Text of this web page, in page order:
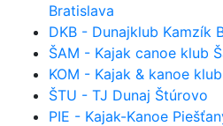
Bratislava
DKB - Dunajklub Kamzík
ŠAM - Kajak canoe klub
KOM - Kajak & kanoe
ŠTU - TJ Dunaj Štúrovo
PIE - Kajak-Kanoe